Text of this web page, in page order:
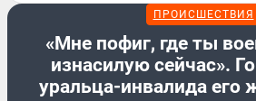
ПРОИСШЕСТВИЯ
«Мне пофиг, где ты
изнасилую сейчас».
уральца-инвалида его